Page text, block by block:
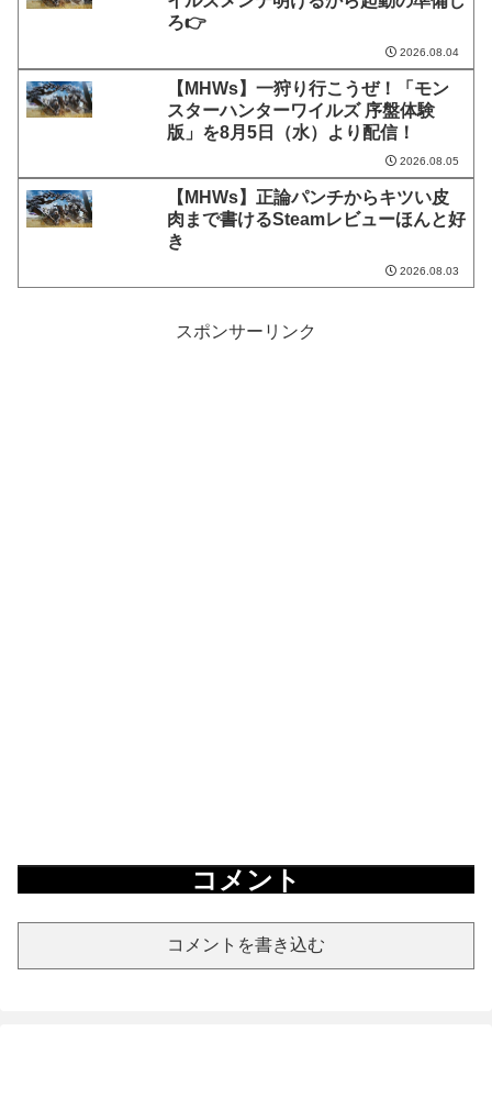
ろ👉
2026.08.04
【MHWs】一狩り行こうぜ！「モン
スターハンターワイルズ 序盤体験
版」を8月5日（水）より配信！
2026.08.05
【MHWs】正論パンチからキツい皮
肉まで書けるSteamレビューほんと好
き
2026.08.03
スポンサーリンク
コメント
コメントを書き込む